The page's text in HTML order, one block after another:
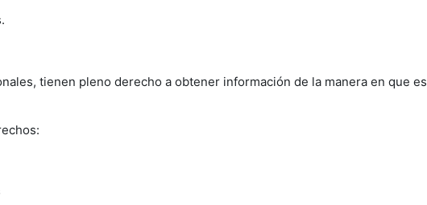
tienen pleno derecho a obtener información de la manera en que